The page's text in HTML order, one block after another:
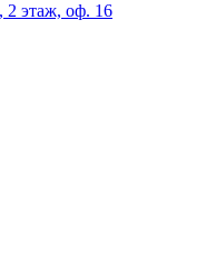
2 этаж, оф. 16